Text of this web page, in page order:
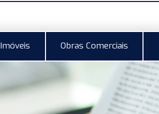
Imóveis Obras Comerciais